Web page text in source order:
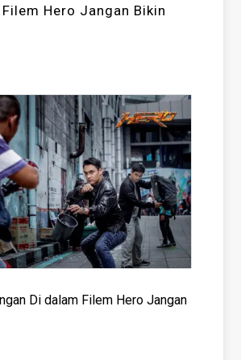
Hero Jangan Bikin
Di dalam Filem Hero Jangan